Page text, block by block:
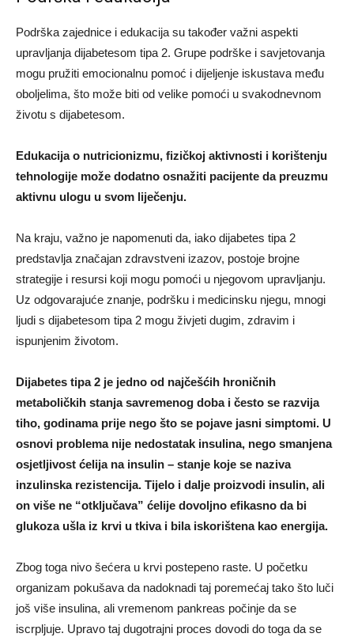
Podrška zajednice i edukacija su također važni aspekti
upravljanja dijabetesom tipa 2. Grupe podrške i savjetovanja
mogu pružiti emocionalnu pomoć i dijeljenje iskustava među
oboljelima, što može biti od velike pomoći u svakodnevnom
životu s dijabetesom.
Edukacija o nutricionizmu, fizičkoj aktivnosti i korištenju
tehnologije može dodatno osnažiti pacijente da preuzmu
aktivnu ulogu u svom liječenju.
Na kraju, važno je napomenuti da, iako dijabetes tipa 2
predstavlja značajan zdravstveni izazov, postoje brojne
strategije i resursi koji mogu pomoći u njegovom upravljanju.
Uz odgovarajuće znanje, podršku i medicinsku njegu, mnogi
ljudi s dijabetesom tipa 2 mogu živjeti dugim, zdravim i
ispunjenim životom.
Dijabetes tipa 2 je jedno od najčešćih hroničnih
metaboličkih stanja savremenog doba i često se razvija
tiho, godinama prije nego što se pojave jasni simptomi. U
osnovi problema nije nedostatak insulina, nego smanjena
osjetljivost ćelija na insulin – stanje koje se naziva
inzulinska rezistencija. Tijelo i dalje proizvodi insulin, ali
on više ne “otključava” ćelije dovoljno efikasno da bi
glukoza ušla iz krvi u tkiva i bila iskorištena kao energija.
Zbog toga nivo šećera u krvi postepeno raste. U početku
organizam pokušava da nadoknadi taj poremećaj tako što luči
još više insulina, ali vremenom pankreas počinje da se
iscrpljuje. Upravo taj dugotrajni proces dovodi do toga da se